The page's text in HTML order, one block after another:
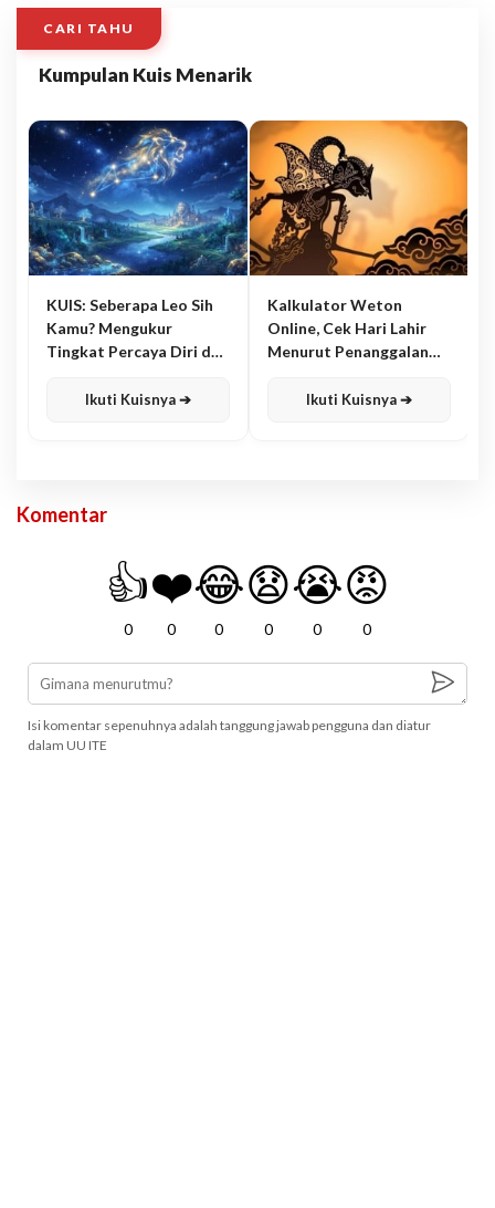
CARI TAHU
Kumpulan Kuis Menarik
KUIS: Seberapa Leo Sih
Kamu? Mengukur
Tingkat Percaya Diri dan
Ikuti Kuisnya ➔
Kalkulator Weton
Online, Cek Hari Lahir
Menurut Penanggalan
Ikuti Kuisnya ➔
Komentar
👍
0
❤️
0
😂
0
😧
0
😭
0
😡
0
Isi komentar sepenuhnya adalah tanggung jawab pengguna dan diatur
dalam UU ITE